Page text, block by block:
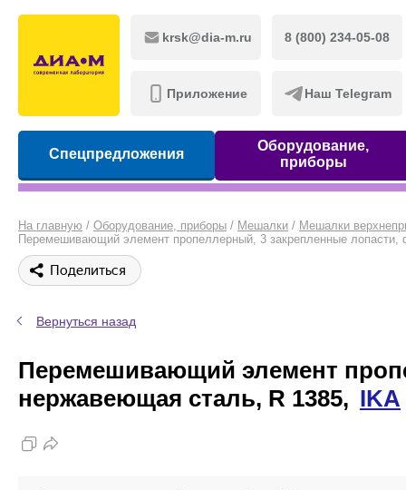
krsk@dia-m.ru 8 (800) 234-05-08
Приложение Наш Telegram
Спецпредложения
Оборудование,
приборы
На главную / Оборудование, приборы / Мешалки / Мешалки
Перемешивающий элемент пропеллерный, 3 закрепленные
Поделиться
Вернуться назад
Перемешивающий элемент
нержавеющая сталь, R 1385, IKA